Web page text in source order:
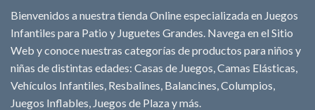
Bienvenidos a nuestra tienda Online especializada en Juegos
Infantiles para Patio y Juguetes Grandes. Navega en el Sitio
Web y conoce nuestras categorías de productos para niños y
niñas de distintas edades: Casas de Juegos, Camas Elásticas,
Vehículos Infantiles, Resbalines, Balancines, Columpios,
Juegos Inflables, Juegos de Plaza y más.